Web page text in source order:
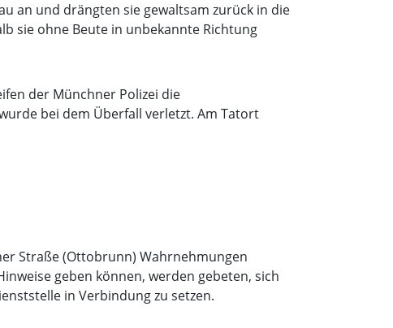
an und drängten sie gewaltsam zurück in die
sie ohne Beute in unbekannte Richtung
der Münchner Polizei die
bei dem Überfall verletzt. Am Tatort
Straße (Ottobrunn) Wahrnehmungen
geben können, werden gebeten, sich
in Verbindung zu setzen.